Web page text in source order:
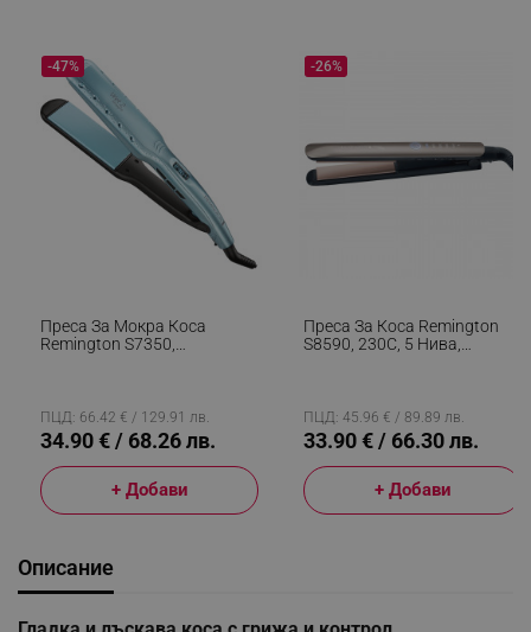
Преса За Мокра Коса
Remington S7350,
Дисплей, LED, Син
-47%
ПЦД: 66.42 € / 129.91 лв.
34.90 € / 68.26 лв.
+ Добави
Преса За Коса Remington
S8590, 230C, 5 Нива,
-26%
ПЦД: 45.96 € / 89.89 лв.
33.90 € / 66.30 лв.
+ Добави
Описание